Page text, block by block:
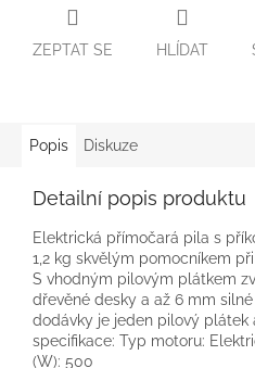
ZEPTAT SE HLÍDAT
Popis Diskuze
Detailní popis produktu
Elektrická přímočará pila s
1,2 kg skvělým pomocníkem
S vhodným pilovým plátkem
dřevěné desky a až 6 mm
dodávky je jeden pilový plátek
specifikace: Typ motoru:
(W): 500